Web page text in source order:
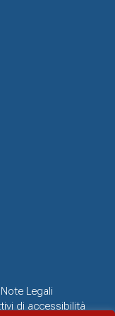
Note Legali
di accessibilità